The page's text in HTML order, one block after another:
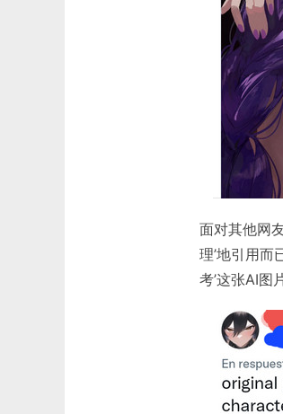
面对其他网
理’地引用而
考’这张AI图